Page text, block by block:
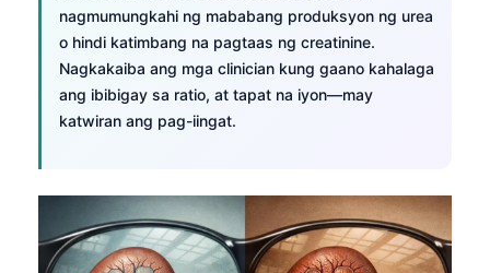
nagmumungkahi ng mababang produksyon ng urea
o hindi katimbang na pagtaas ng creatinine.
Nagkakaiba ang mga clinician kung gaano kahalaga
ang ibibigay sa ratio, at tapat na iyon—may
katwiran ang pag-iingat.
Қазақ тілі
Suomi
Hrvatski
كوردی‎
سنڌي
සිංහල